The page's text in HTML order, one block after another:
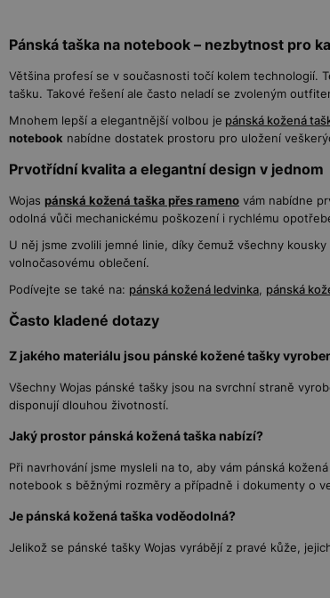
Pánská taška na notebook – nezbytnost pro
Většina profesí se v současnosti točí kolem technologií.
tašku. Takové řešení ale často neladí se zvoleným
Mnohem lepší a elegantnější volbou je pánská kožená
notebook nabídne dostatek prostoru pro uložení
Prvotřídní kvalita a elegantní design v jednom
Wojas pánská kožená taška přes rameno vám nabídne
odolná vůči mechanickému poškození i rychlému
U něj jsme zvolili jemné linie, díky čemuž všechny
volnočasovému oblečení.
Podívejte se také na: pánská kožená ledvinka, pánská
Často kladené dotazy
Z jakého materiálu jsou pánské kožené tašky
Všechny Wojas pánské tašky jsou na svrchní straně
disponují dlouhou životností.
Jaký prostor pánská kožená taška nabízí?
Při navrhování jsme mysleli na to, aby vám pánská
notebook s běžnými rozměry a případně i dokumenty o
Je pánská kožená taška voděodolná?
Jelikož se pánské tašky Wojas vyrábějí z pravé kůže,